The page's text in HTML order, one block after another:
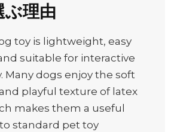
ぶ理由
toy is lightweight, easy
suitable for interactive
Many dogs enjoy the soft
playful texture of latex
makes them a useful
standard pet toy